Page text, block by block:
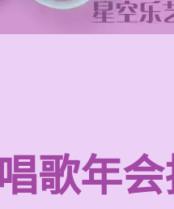
歌年